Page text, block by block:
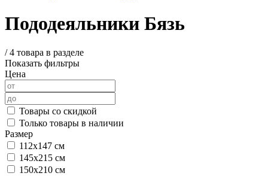
Пододеяльники Бязь
/4 товара в разделе
Показать фильтры
Цена
Товары со скидкой
Только товары в наличии
Размер
112х147 см
145х215 см
150х210 см